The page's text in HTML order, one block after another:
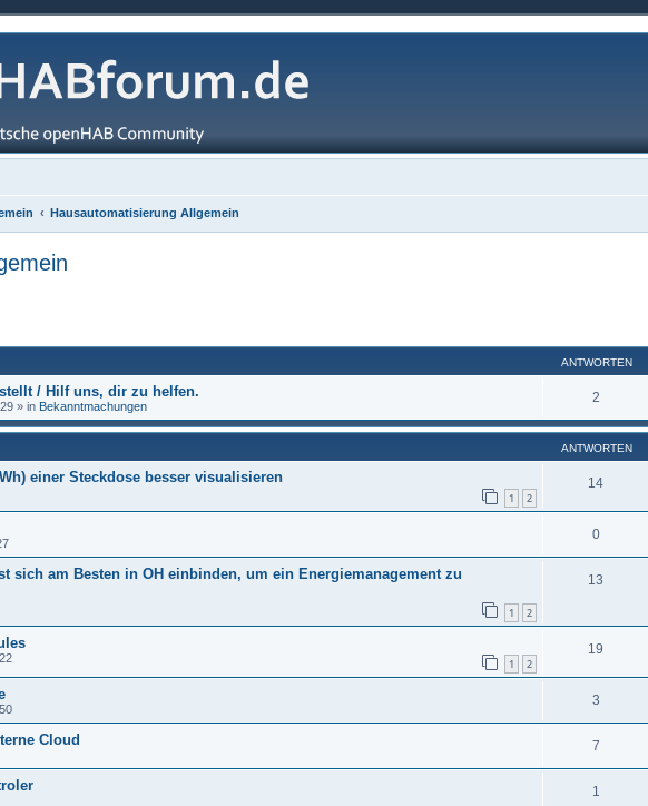
Hausautomatisierung Allgemein
ANTWORTEN
/ Hilf uns, dir zu helfen.
» in Bekanntmachungen
2
ANTWORTEN
einer Steckdose besser visualisieren
1 2
14
0
sich am Besten in OH einbinden, um ein Energiemanagement zu
1 2
13
1 2
19
3
Cloud 7
1